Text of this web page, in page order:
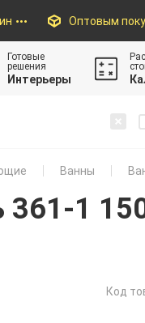
Оптовым
Готовые
решения
Интерьеры
Ванны
361-1
Код